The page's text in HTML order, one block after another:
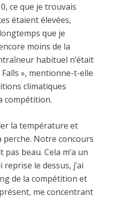
ce que je trouvais
étaient élevées,
que je
moins de la
habituel n’était
», mentionne-t-elle
climatiques
compétition.
la température et
perche. Notre concours
beau. Cela m’a un
reprise le dessus, j’ai
de la compétition et
me concentrant